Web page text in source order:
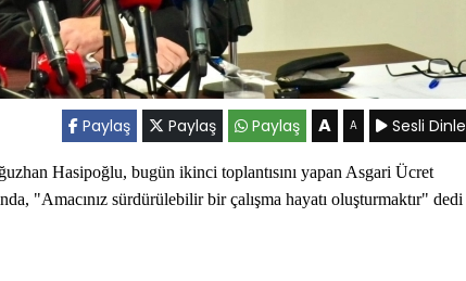
Paylaş Paylaş Paylaş A A Sesli Dinle
Hasipoğlu, bugün ikinci toplantısını yapan Asgari Ücret
"Amacınız sürdürülebilir bir çalışma hayatı oluşturmaktır" dedi